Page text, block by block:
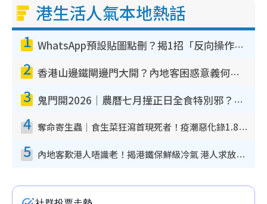
港生活人氣本地熱話
1 WhatsApp預設貼圖點刪？揭1招「反向操作」還原簡潔介面 附3步實測教學
2 香港山邊鐵閘邊門大開？內地客困惑意義何在！網民神回覆：呢種叫法理性防禦
3 鬼門開2026｜農曆七月撞正日全食特別邪？專家警告切忌做一事！揭4大禁忌+2招保平安
4 奪命寄生蟲｜食生菜狂瀉首現死者！疫潮惡化錄1.8萬宗病例 揭洗菜3大謬誤
5 內地客歎港人唔識老！揭港鐵保鮮級冷氣 港人求放過：咪投訴